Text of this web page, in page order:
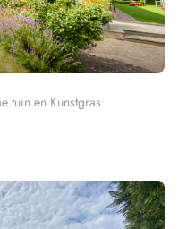
tuin en Kunstgras